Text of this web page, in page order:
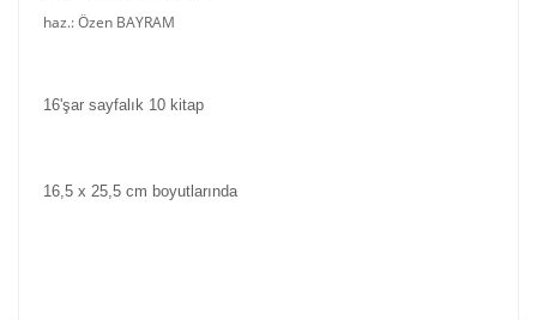
haz.: Özen BAYRAM
16'şar sayfalık 10 kitap
16,5 x 25,5 cm boyutlarında